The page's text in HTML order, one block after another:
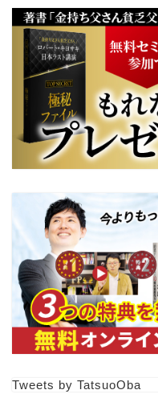
Tweets by TatsuoOba
【副